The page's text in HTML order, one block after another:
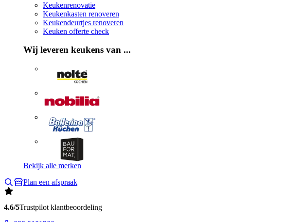
Keukenrenovatie
Keukenkasten renoveren
Keukendeurtjes renoveren
Keuken offerte check
Wij leveren keukens van ...
Bekijk alle merken
Plan een afspraak
4.6/5Trustpilot klantbeoordeling